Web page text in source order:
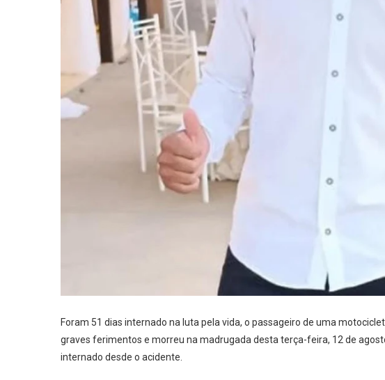
Foram 51 dias internado na luta pela vida, o passageiro de uma
graves ferimentos e morreu na madrugada desta terça-feira, 12 de
internado desde o acidente.